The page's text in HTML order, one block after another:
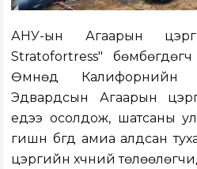
АНУ-ын Агаарын
Stratofortress"
Өмнөд
Эдвардсын Агаарын
үедээ осолдож, шатсаны
гишүүн бүгд амиа алдсан
цэргийн хүчний